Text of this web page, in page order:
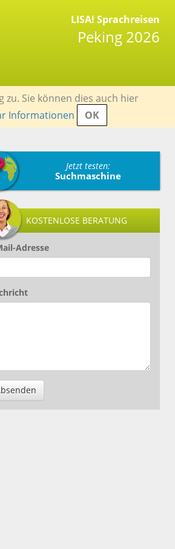
LISA! Sprachreisen
Peking 2026
Sie können dies auch hier
Informationen OK
Jetzt testen:
Suchmaschine
KOSTENLOSE BERATUNG
Adresse